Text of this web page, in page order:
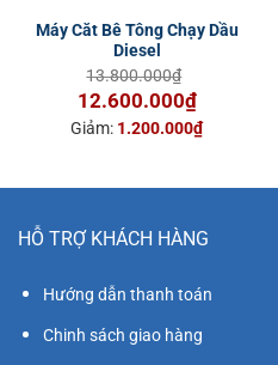
Máy Căt Bê Tông Chạy Dầu
Diesel
13.800.000₫
Giá
gốc
12.600.000₫Giá
hiện
Giảm: 1.200.000₫
HỖ TRỢ KHÁCH HÀNG
Hướng dẫn thanh toán
Chinh sách giao hàng